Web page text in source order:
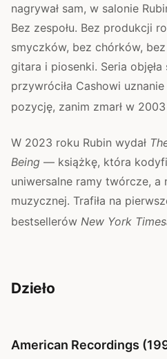
nagrywał sam, w salonie
Bez zespołu. Bez produkcji
smyczków, bez chórków, bez
gitara i piosenki. Seria
przywróciła Cashowi
pozycję, zanim zmarł w
W 2023 roku Rubin wydał
Being — książkę, która
uniwersalne ramy twórcze, a
muzycznej. Trafiła na
bestsellerów New York
Dzieło
American Recordings